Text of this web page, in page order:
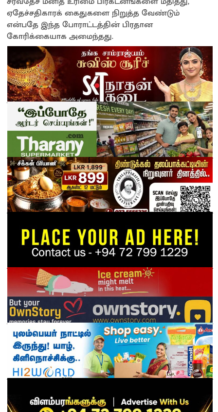
ஏதேச்சதிகாரக் கைதுகளை நிறுத்த வேண்டும்
என்பதே இந்த போராட்டத்தின் பிரதான
கோரிக்கையாக அமைந்தது.